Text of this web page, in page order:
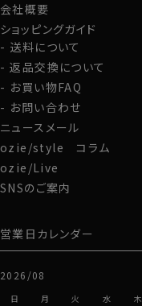
●イタリアンカラーとは
このシャツは衿と前立
うに縫い目がなく、1枚
め、第一ボタンをはず
衿から第一ボタンにか
なっています。
ノーネクタイ専用のや
ノーネクタイのクールビ
たテレワークスタイルに
ょう。
LL-90cm・全１２サイ
会社概要
ショッピングガイド
送料について
返品交換について
お買い物FAQ
お問い合わせ
ニュースメール
ozie/style コラム
ozie/Live
SNSのご案内
営業日カレンダー
2026/08
日 月 火 水 木